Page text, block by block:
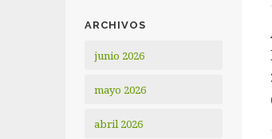
ARCHIVOS
junio 2026
mayo 2026
abril 2026